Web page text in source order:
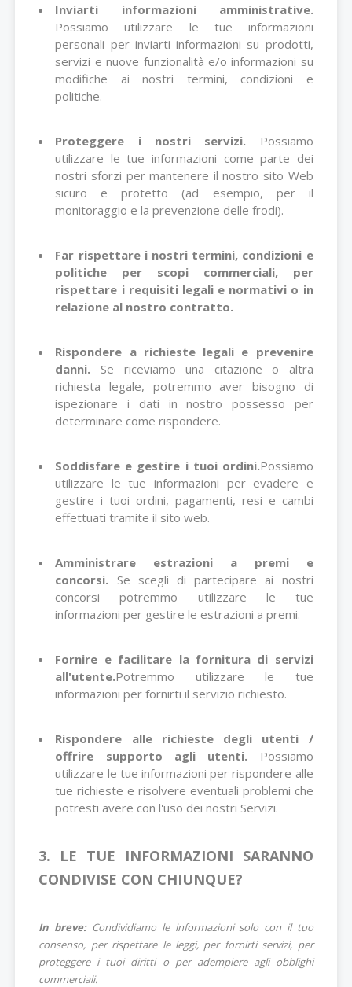
Inviarti informazioni amministrative.
Possiamo utilizzare le tue informazioni
personali per inviarti informazioni su prodotti,
servizi e nuove funzionalità e/o informazioni su
modifiche ai nostri termini, condizioni e
politiche.
Proteggere i nostri servizi. Possiamo
utilizzare le tue informazioni come parte dei
nostri sforzi per mantenere il nostro sito Web
sicuro e protetto (ad esempio, per il
monitoraggio e la prevenzione delle frodi).
Far rispettare i nostri termini, condizioni e
politiche per scopi commerciali, per
rispettare i requisiti legali e normativi o in
relazione al nostro contratto.
Rispondere a richieste legali e prevenire
danni. Se riceviamo una citazione o altra
richiesta legale, potremmo aver bisogno di
ispezionare i dati in nostro possesso per
determinare come rispondere.
Soddisfare e gestire i tuoi ordini.Possiamo
utilizzare le tue informazioni per evadere e
gestire i tuoi ordini, pagamenti, resi e cambi
effettuati tramite il sito web.
Amministrare estrazioni a premi e
concorsi. Se scegli di partecipare ai nostri
concorsi potremmo utilizzare le tue
informazioni per gestire le estrazioni a premi.
Fornire e facilitare la fornitura di servizi
all'utente.Potremmo utilizzare le tue
informazioni per fornirti il servizio richiesto.
Rispondere alle richieste degli utenti /
offrire supporto agli utenti. Possiamo
utilizzare le tue informazioni per rispondere alle
tue richieste e risolvere eventuali problemi che
potresti avere con l'uso dei nostri Servizi.
3. LE TUE INFORMAZIONI SARANNO
CONDIVISE CON CHIUNQUE?
In breve:Condividiamo le informazioni solo con il tuo
consenso, per rispettare le leggi, per fornirti servizi, per
proteggere i tuoi diritti o per adempiere agli obblighi
commerciali.